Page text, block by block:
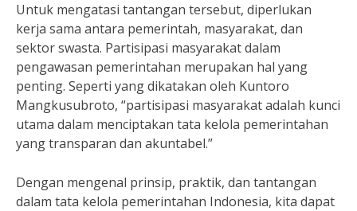
Untuk mengatasi tantangan tersebut, diperlukan
kerja sama antara pemerintah, masyarakat, dan
sektor swasta. Partisipasi masyarakat dalam
pengawasan pemerintahan merupakan hal yang
penting. Seperti yang dikatakan oleh Kuntoro
Mangkusubroto, “partisipasi masyarakat adalah kunci
utama dalam menciptakan tata kelola pemerintahan
yang transparan dan akuntabel.”
Dengan mengenal prinsip, praktik, dan tantangan
dalam tata kelola pemerintahan Indonesia, kita dapat